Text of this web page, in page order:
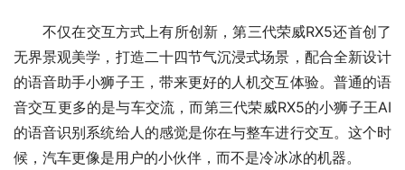
不仅在交互方式上有所创新，第三代荣威RX5还首创了
无界景观美学，打造二十四节气沉浸式场景，配合全新设计
的语音助手小狮子王，带来更好的人机交互体验。普通的语
音交互更多的是与车交流，而第三代荣威RX5的小狮子王AI
的语音识别系统给人的感觉是你在与整车进行交互。这个时
候，汽车更像是用户的小伙伴，而不是冷冰冰的机器。